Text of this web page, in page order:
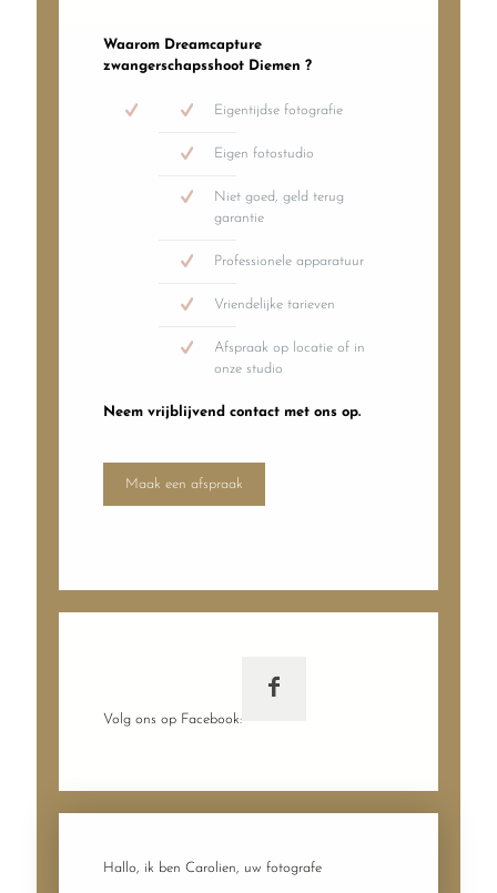
Waarom Dreamcapture
zwangerschapsshoot Diemen ?
Eigentijdse fotografie
Eigen fotostudio
Niet goed, geld terug
garantie
Professionele apparatuur
Vriendelijke tarieven
Afspraak op locatie of in
onze studio
Neem vrijblijvend contact met ons op.
Maak een afspraak
Volg ons op Facebook:
Hallo, ik ben Carolien, uw fotografe